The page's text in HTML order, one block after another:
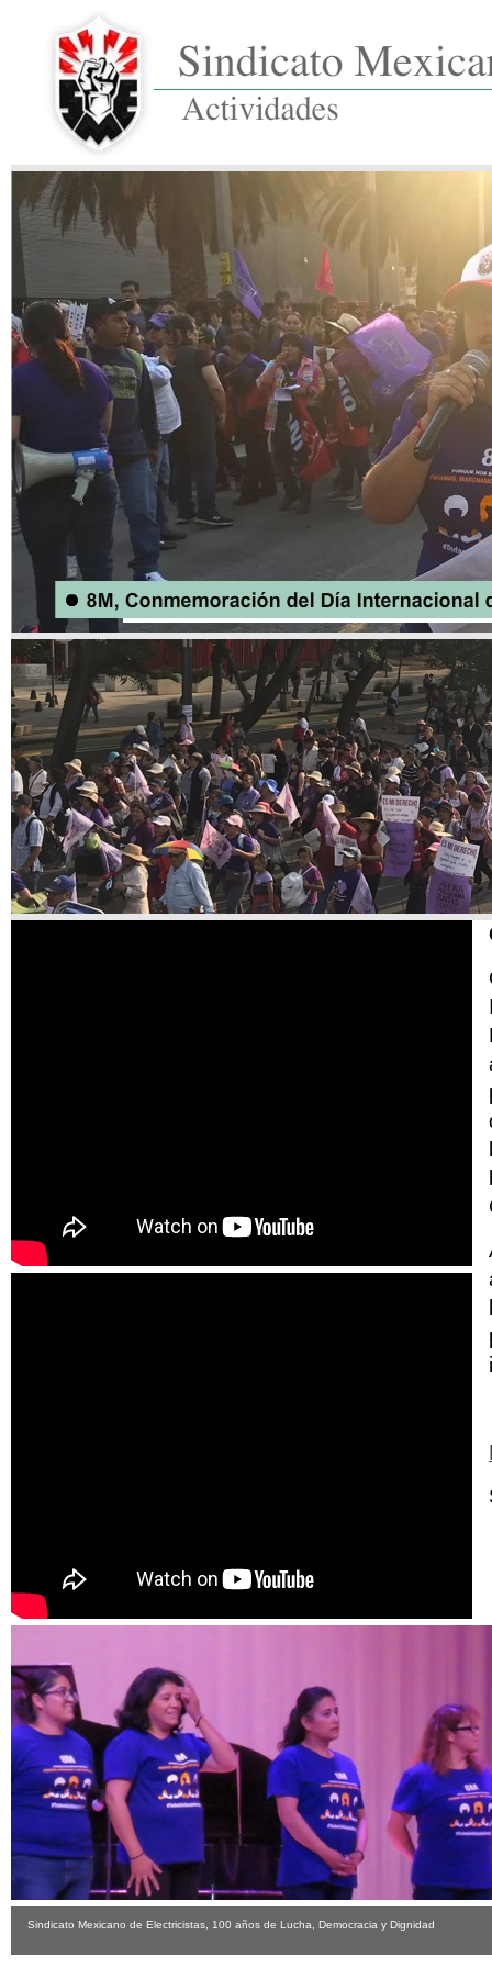
Sindicato Mexicano de Electricistas, 100 años de Lucha, Democracia y Dignidad